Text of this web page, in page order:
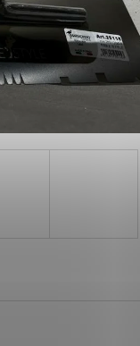
BENÁTSKÝ
1 651 Kč